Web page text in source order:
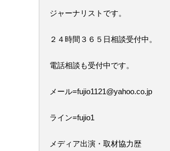
ジャーナリストです。
２４時間３６５日相談受付中。
電話相談も受付中です。
メール=fujio1121@yahoo.co.jp
ライン=fujio1
メディア出演・取材協力歴